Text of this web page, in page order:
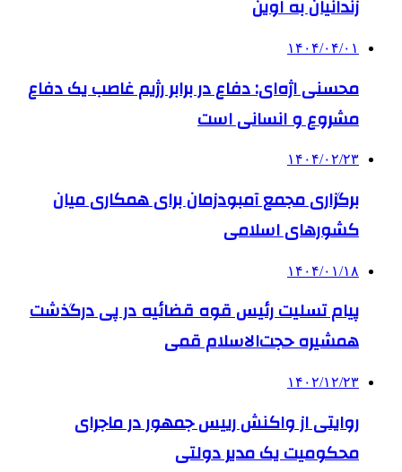
زندانیان به اوین
۱۴۰۴/۰۴/۰۱
محسنی اژه‌ای: دفاع در برابر رژیم غاصب یک دفاع
مشروع و انسانی است
۱۴۰۴/۰۲/۲۳
برگزاری مجمع آمبودزمان‌ برای همکاری میان
کشورهای اسلامی
۱۴۰۴/۰۱/۱۸
پیام تسلیت رئیس قوه قضائیه در پی درگذشت
همشیره حجت‌الاسلام‌ قمی
۱۴۰۲/۱۲/۲۳
روایتی از واکنش رییس جمهور در ماجرای
محکومیت یک مدیر دولتی